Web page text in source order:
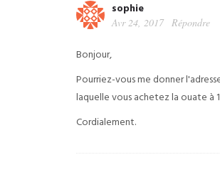
sophie
Avr 24, 2017 Répondre
Bonjour,
Pourriez-vous me donner
laquelle vous achetez la ouate à
Cordialement.